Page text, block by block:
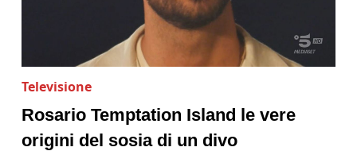
Televisione
Rosario Temptation Island le vere
origini del sosia di un divo